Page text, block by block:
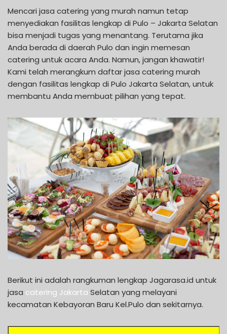
Mencari jasa catering yang murah namun tetap
menyediakan fasilitas lengkap di Pulo – Jakarta Selatan
bisa menjadi tugas yang menantang. Terutama jika
Anda berada di daerah Pulo dan ingin memesan
catering untuk acara Anda. Namun, jangan khawatir!
Kami telah merangkum daftar jasa catering murah
dengan fasilitas lengkap di Pulo Jakarta Selatan, untuk
membantu Anda membuat pilihan yang tepat.
Berikut ini adalah rangkuman lengkap Jagarasa.id untuk
jasa catering Jakarta Selatan yang melayani
kecamatan Kebayoran Baru Kel.Pulo dan sekitarnya.